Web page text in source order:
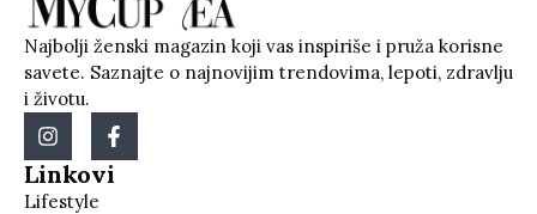
Najbolji ženski magazin koji vas inspiriše i pruža korisne
savete. Saznajte o najnovijim trendovima, lepoti, zdravlju
i životu.
Linkovi
Lifestyle